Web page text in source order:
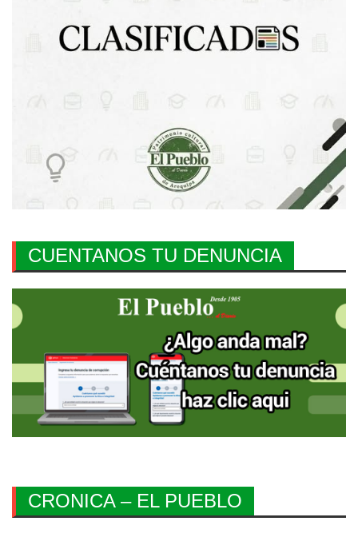
CUENTANOS TU DENUNCIA
CRONICA – EL PUEBLO